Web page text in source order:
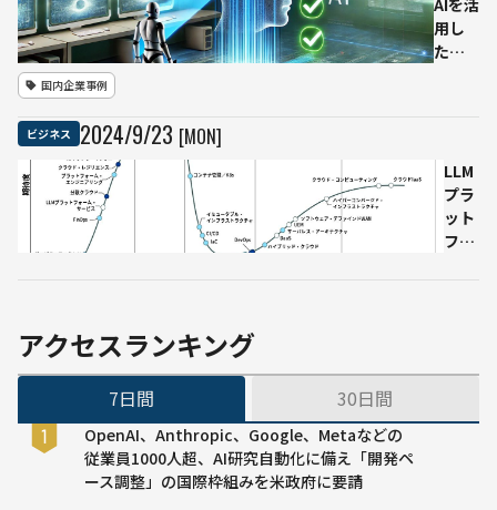
用し
た偽
成AIの
ハル
シネ
ーシ
ョン
信頼
上を
国内企業事例
ビジネス 2024/9/23 [MON]
LLM
プラ
ット
フォ
れる
ラウ
アクセスランキング
7日間 30日間
OpenAI、Anthropic、Google、Metaなどの
従業員1000人超、AI研究自動化に備え「開発ペ
ース調整」の国際枠組みを米政府に要請